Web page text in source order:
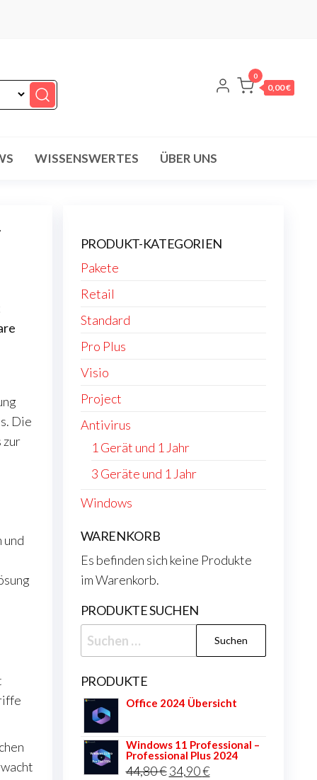
0
0,00 €
WISSENSWERTES ÜBER UNS
Die
zur
und
PRODUKT-KATEGORIEN
Pakete
Retail
Standard
Pro Plus
Visio
Project
Antivirus
1 Gerät und 1 Jahr
3 Geräte und 1 Jahr
Windows
WARENKORB
Es befinden sich keine Produkte
im Warenkorb.
PRODUKTE SUCHEN
Suchen
nach:
PRODUKTE
Office 2024 Übersicht
Windows 11 Professional –
Professional Plus 2024
44,80€ Ursprünglicher
34,90€Aktueller